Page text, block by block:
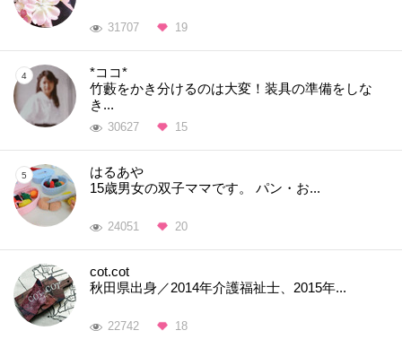
31707 19
*ココ*
竹藪をかき分けるのは大変！装具の準備をしな
き...
30627 15
はるあや
15歳男女の双子ママです。 パン・お...
24051 20
cot.cot
秋田県出身／2014年介護福祉士、2015年...
22742 18